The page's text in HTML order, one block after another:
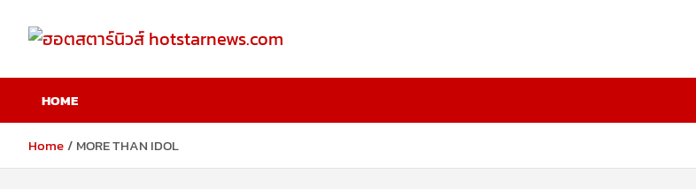
content
ฮอตสตาร์นิวส์
hotstarnews.com
HOME
Home MORE THAN IDOL